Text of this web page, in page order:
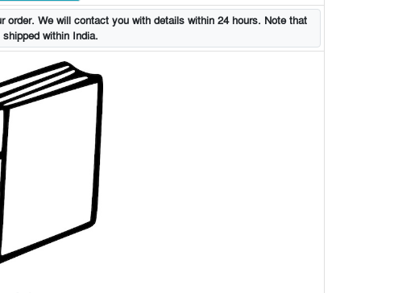
We will contact you with details within 24 hours. Note that
within India.